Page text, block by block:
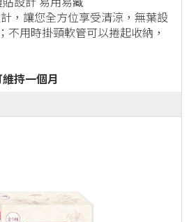
，讓您全方位享受清涼，無葉設
不用時掛頸軟管可以捲起收納，
持一個月